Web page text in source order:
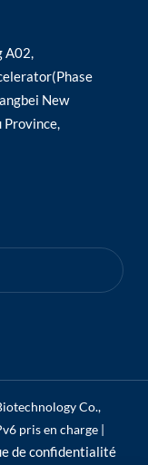
A02,
New
Province,
Co.,
pris en charge |
de confidentialité